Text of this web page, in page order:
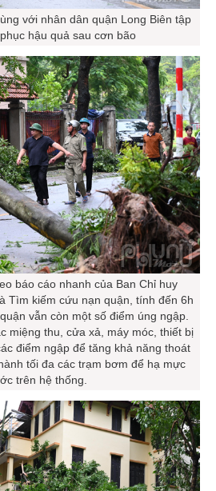
với nhân dân quận Long Biên tập
hậu quả sau cơn bão
báo cáo nhanh của Ban Chỉ huy
Tìm kiếm cứu nạn quận, tính đến 6h
vẫn còn một số điểm úng ngập.
miệng thu, cửa xả, máy móc, thiết bị
điểm ngập để tăng khả năng thoát
tối đa các trạm bơm để hạ mực
trên hệ thống.